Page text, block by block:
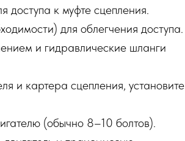
доступа к муфте сцепления.
для облегчения доступа.
и гидравлические шланги
и картера сцепления, установите
(обычно 8–10 болтов).